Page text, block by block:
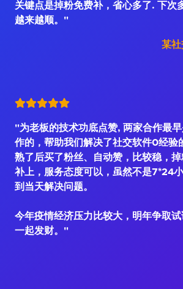
关键点是掉粉免费补，省心多了. 下次
越来越顺。"
某社
"为老板的技术功底点赞, 两家合作最
作的，帮助我们解决了社交软件0经验
熟了后买了粉丝、自动赞，比较稳，
补上，服务态度可以，虽然不是7*24
到当天解决问题。
今年疫情经济压力比较大，明年争取试
一起发财。"